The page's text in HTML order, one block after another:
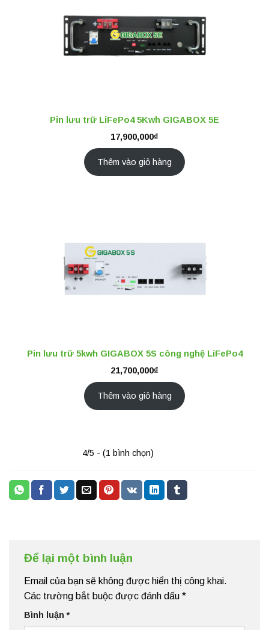
Pin lưu trữ LiFePo4 5Kwh GIGABOX 5E
17,900,000₫
Thêm vào giỏ hàng
Pin lưu trữ 5kwh GIGABOX 5S công nghệ LiFePo4
21,700,000₫
Thêm vào giỏ hàng
4/5 - (1 bình chọn)
Để lại một bình luận
Email của bạn sẽ không được hiển thị công khai.
Các trường bắt buộc được đánh dấu *
Bình luận*